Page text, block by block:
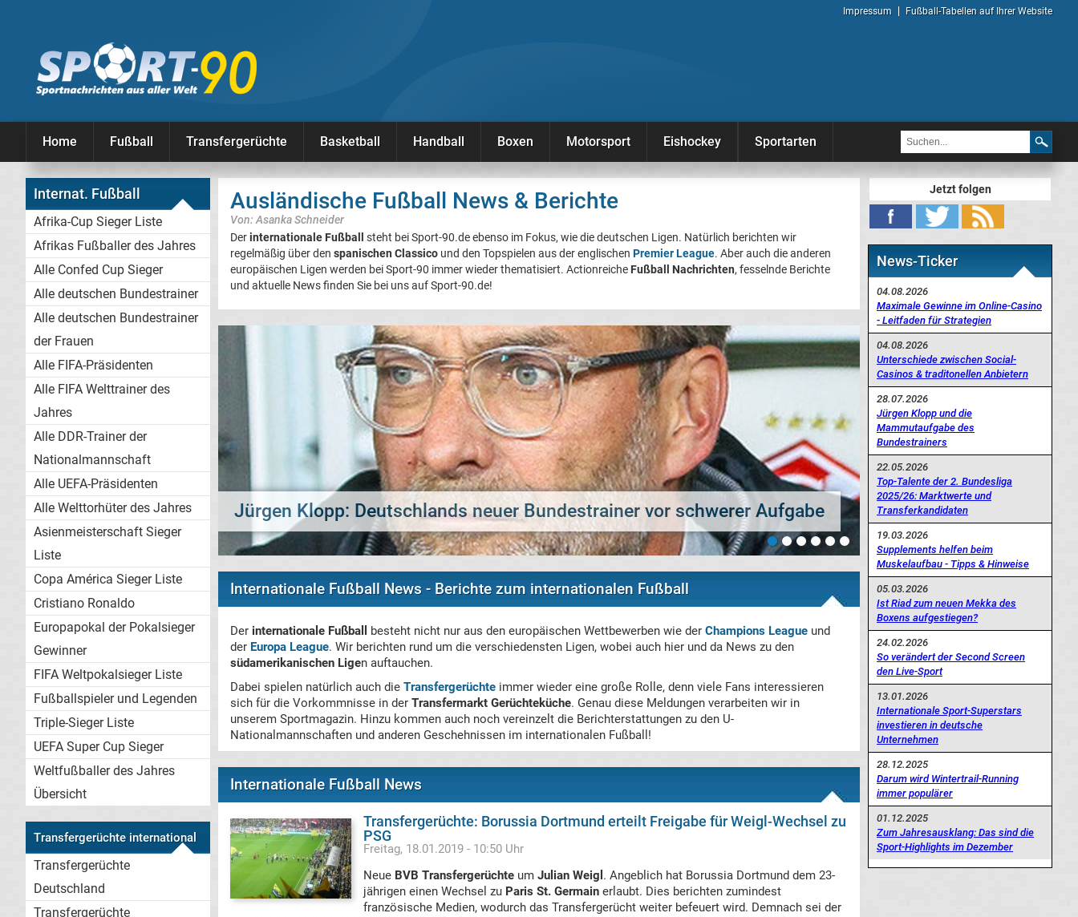
Impressum Fußball-Tabellen auf Ihrer Website
Home Fußball Transfergerüchte Basketball Handball Boxen Motorsport Eishockey Sportarten
Internat. Fußball
Afrika-Cup Sieger Liste
Afrikas Fußballer des Jahres
Alle Confed Cup Sieger
Alle deutschen Bundestrainer
Alle deutschen Bundestrainer
der Frauen
Alle FIFA-Präsidenten
Alle FIFA Welttrainer des
Jahres
Alle DDR-Trainer der
Nationalmannschaft
Alle UEFA-Präsidenten
Alle Welttorhüter des Jahres
Asienmeisterschaft Sieger
Liste
Copa América Sieger Liste
Cristiano Ronaldo
Europapokal der Pokalsieger
Gewinner
FIFA Weltpokalsieger Liste
Fußballspieler und Legenden
Triple-Sieger Liste
UEFA Super Cup Sieger
Weltfußballer des Jahres
Übersicht
Transfergerüchte international
Transfergerüchte
Deutschland
Transfergerüchte
Ausländische Fußball News & Berichte
Von: Asanka Schneider
Derinternationale Fußball
steht bei Sport-90.de ebenso im Fokus, wie die deutschen Ligen. Natürlich berichten wir
regelmäßig über den spanischen Classico und den Topspielen aus der englischen Premier League. Aber auch die anderen
europäischen Ligen werden bei Sport-90 immer wieder thematisiert. Actionreiche Fußball Nachrichten, fesselnde Berichte
und aktuelle News finden Sie bei uns auf Sport-90.de!
Transfergerüchte: Bayer Leverkusen an Boca-Sechser Delgado dran?
Internationale Fußball News - Berichte zum internationalen Fußball
Der internationale Fußball besteht nicht nur aus den europäischen Wettbewerben wie der Champions League und
der Europa League. Wir berichten rund um die verschiedensten Ligen, wobei auch hier und da News zu den
südamerikanischen Ligen auftauchen.
Dabei spielen natürlich auch die Transfergerüchte immer wieder eine große Rolle, denn viele Fans interessieren
sich für die Vorkommnisse in der Transfermarkt Gerüchteküche. Genau diese Meldungen verarbeiten wir in
unserem Sportmagazin. Hinzu kommen auch noch vereinzelt die Berichterstattungen zu den U-
Nationalmannschaften und anderen Geschehnissen im internationalen Fußball!
Internationale Fußball News
Transfergerüchte: Borussia Dortmund erteilt Freigabe für Weigl-Wechsel zu
PSG
Freitag, 18.01.2019 - 10:50 Uhr
Neue BVB Transfergerüchte um Julian Weigl . Angeblich hat Borussia Dortmund dem 23-
jährigen einen Wechsel zu Paris St. Germain erlaubt. Dies berichten zumindest
französische Medien, wodurch das Transfergerücht weiter befeuert wird. Demnach sei der
Jetzt folgen
News-Ticker
04.08.2026
Maximale Gewinne im Online-Casino
- Leitfaden für Strategien
04.08.2026
Unterschiede zwischen Social-
Casinos & traditonellen Anbietern
28.07.2026
Jürgen Klopp und die
Mammutaufgabe des
Bundestrainers
22.05.2026
Top-Talente der 2. Bundesliga
2025/26: Marktwerte und
Transferkandidaten
19.03.2026
Supplements helfen beim
Muskelaufbau - Tipps & Hinweise
05.03.2026
Ist Riad zum neuen Mekka des
Boxens aufgestiegen?
24.02.2026
So verändert der Second Screen
den Live-Sport
13.01.2026
Internationale Sport-Superstars
investieren in deutsche
Unternehmen
28.12.2025
Darum wird Wintertrail-Running
immer populärer
01.12.2025
Zum Jahresausklang: Das sind die
Sport-Highlights im Dezember